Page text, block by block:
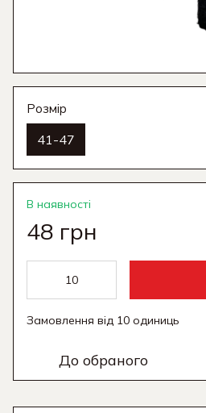
Розмір
41-47
В наявності
48 грн
Замовлення від 10 одиниць
До обраного